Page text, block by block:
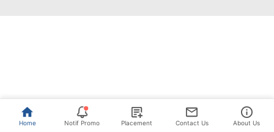
Home Notif Promo Placement Contact Us About Us